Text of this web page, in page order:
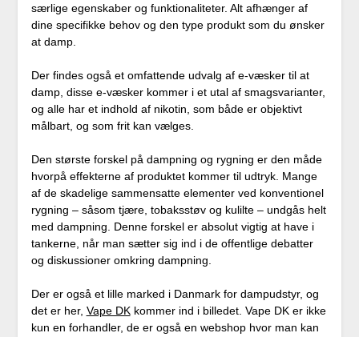
særlige egenskaber og funktionaliteter. Alt afhænger af
dine specifikke behov og den type produkt som du ønsker
at damp.
Der findes også et omfattende udvalg af e-væsker til at
damp, disse e-væsker kommer i et utal af smagsvarianter,
og alle har et indhold af nikotin, som både er objektivt
målbart, og som frit kan vælges.
Den største forskel på dampning og rygning er den måde
hvorpå effekterne af produktet kommer til udtryk. Mange
af de skadelige sammensatte elementer ved konventionel
rygning – såsom tjære, tobaksstøv og kulilte – undgås helt
med dampning. Denne forskel er absolut vigtig at have i
tankerne, når man sætter sig ind i de offentlige debatter
og diskussioner omkring dampning.
Der er også et lille marked i Danmark for dampudstyr, og
det er her, Vape DKkommer ind i billedet. Vape DK er ikke
kun en forhandler, de er også en webshop hvor man kan